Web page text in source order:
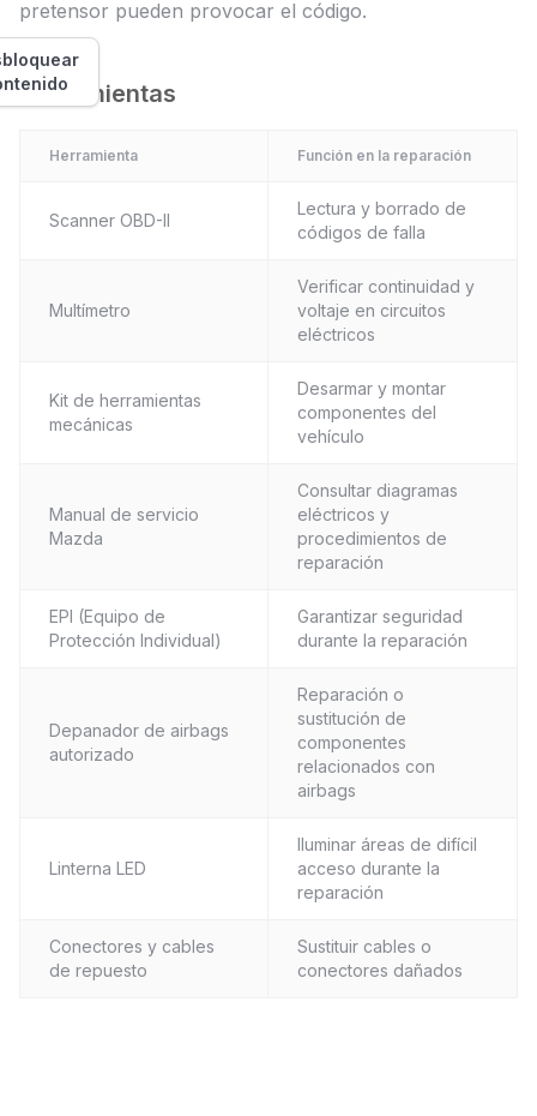
pretensor pueden provocar el código.
Herramientas
Herramienta Función en la reparación
Scanner OBD-II
Lectura y borrado de
códigos de falla
Multímetro
Verificar continuidad y
voltaje en circuitos
eléctricos
Kit de herramientas
mecánicas
Desarmar y montar
componentes del
vehículo
Manual de servicio
Mazda
Consultar diagramas
eléctricos y
procedimientos de
reparación
EPI (Equipo de
Protección Individual)
Garantizar seguridad
durante la reparación
Depanador de airbags
autorizado
Reparación o
sustitución de
componentes
relacionados con
airbags
Linterna LED
Iluminar áreas de difícil
acceso durante la
reparación
Conectores y cables
de repuesto
Sustituir cables o
conectores dañados